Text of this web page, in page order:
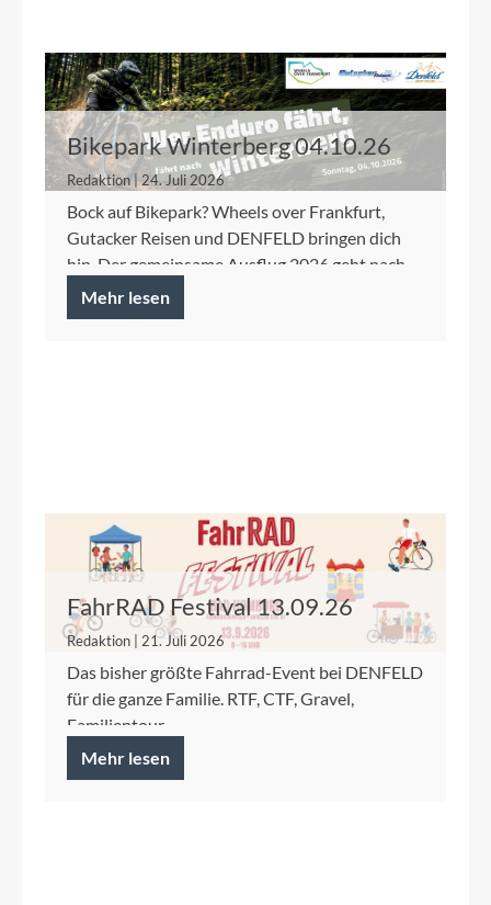
Bikepark Winterberg 04.10.26
Redaktion | 24. Juli 2026
Bock auf Bikepark? Wheels over Frankfurt,
Gutacker Reisen und DENFELD bringen dich
hin. Der gemeinsame Ausflug 2026 geht nach
Winterberg....
Mehr lesen
FahrRAD Festival 13.09.26
Redaktion | 21. Juli 2026
Das bisher größte Fahrrad-Event bei DENFELD
für die ganze Familie. RTF, CTF, Gravel,
Familientour.
Mehr lesen